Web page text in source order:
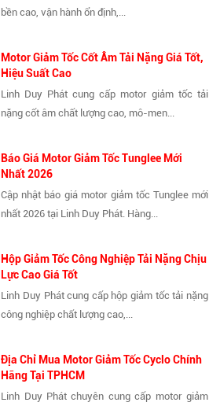
bền cao, vận hành ổn định,...
Motor Giảm Tốc Cốt Âm Tải Nặng Giá Tốt,
Hiệu Suất Cao
Linh Duy Phát cung cấp motor giảm tốc tải
nặng cốt âm chất lượng cao, mô-men...
Báo Giá Motor Giảm Tốc Tunglee Mới
Nhất 2026
Cập nhật báo giá motor giảm tốc Tunglee mới
nhất 2026 tại Linh Duy Phát. Hàng...
Hộp Giảm Tốc Công Nghiệp Tải Nặng Chịu
Lực Cao Giá Tốt
Linh Duy Phát cung cấp hộp giảm tốc tải nặng
công nghiệp chất lượng cao,...
Địa Chỉ Mua Motor Giảm Tốc Cyclo Chính
Hãng Tại TPHCM
Linh Duy Phát chuyên cung cấp motor giảm